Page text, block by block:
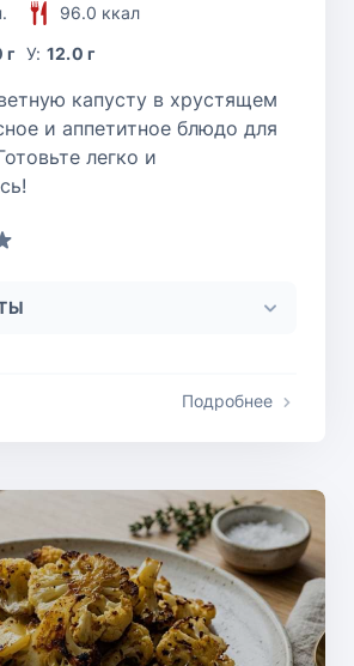
96.0 ккал
г У: 12.0 г
капусту в хрустящем
и аппетитное блюдо для
легко и
Подробнее